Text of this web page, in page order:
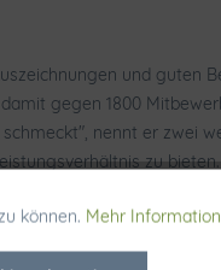
und guten
gegen 1800
nennt er zwei
zu
nach vorne bringen",
Aktiv
können. Mehr